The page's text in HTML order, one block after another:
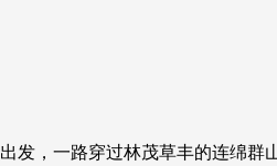
国足 国际足球
一路穿过林茂草丰的连绵群